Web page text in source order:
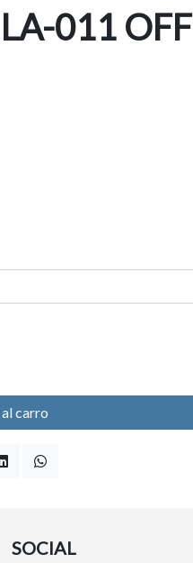
011 OFF
carro
SOCIAL